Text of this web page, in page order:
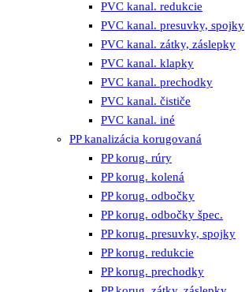
PVC kanal. redukcie
PVC kanal. presuvky, spojky
PVC kanal. zátky, záslepky
PVC kanal. klapky
PVC kanal. prechodky
PVC kanal. čističe
PVC kanal. iné
PP kanalizácia korugovaná
PP korug. rúry
PP korug. kolená
PP korug. odbočky
PP korug. odbočky špec.
PP korug. presuvky, spojky
PP korug. redukcie
PP korug. prechodky